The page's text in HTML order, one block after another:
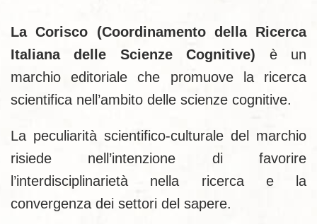
La Corisco (Coordinamento della Ricerca
Italiana delle Scienze Cognitive) è un
marchio editoriale che promuove la ricerca
scientifica nell’ambito delle scienze cognitive.
La peculiarità scientifico-culturale del marchio
risiede nell’intenzione di favorire
l’interdisciplinarietà nella ricerca e la
convergenza dei settori del sapere.